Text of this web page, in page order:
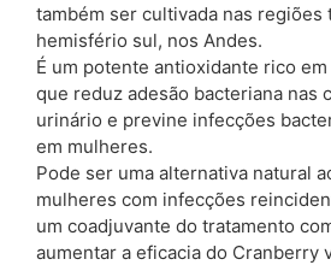
também ser cultivada nas regiões
hemisfério sul, nos Andes.
É um potente antioxidante rico
que reduz adesão bacteriana nas
urinário e previne infecções
em mulheres.
Pode ser uma alternativa natural
mulheres com infecções
um coadjuvante do tratamento
aumentar a eficacia do Cranberry